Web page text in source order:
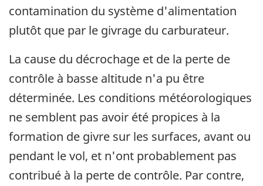
contamination du système d'alimentation
plutôt que par le givrage du carburateur.
La cause du décrochage et de la perte de
contrôle à basse altitude n'a pu être
déterminée. Les conditions météorologiques
ne semblent pas avoir été propices à la
formation de givre sur les surfaces, avant ou
pendant le vol, et n'ont probablement pas
contribué à la perte de contrôle. Par contre,